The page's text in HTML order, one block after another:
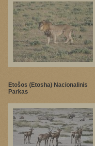
Etošos (Etosha) Nacionalinis
Parkas